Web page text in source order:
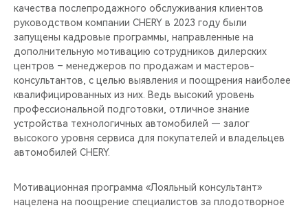
качества послепродажного обслуживания клиентов
руководством компании CHERY в 2023 году были
запущены кадровые программы, направленные на
дополнительную мотивацию сотрудников дилерских
центров – менеджеров по продажам и мастеров-
консультантов, c целью выявления и поощрения наиболее
квалифицированных из них. Ведь высокий уровень
профессиональной подготовки, отличное знание
устройства технологичных автомобилей — залог
высокого уровня сервиса для покупателей и владельцев
автомобилей CHERY.
Мотивационная программа «Лояльный консультант»
нацелена на поощрение специалистов за плодотворное